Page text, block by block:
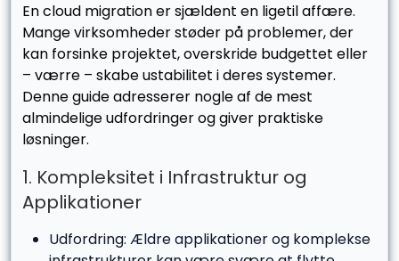
En cloud migration er sjældent en ligetil affære.
Mange virksomheder støder på problemer, der
kan forsinke projektet, overskride budgettet eller
– værre – skabe ustabilitet i deres systemer.
Denne guide adresserer nogle af de mest
almindelige udfordringer og giver praktiske
løsninger.
1. Kompleksitet i Infrastruktur og
Applikationer
Udfordring: Ældre applikationer og komplekse